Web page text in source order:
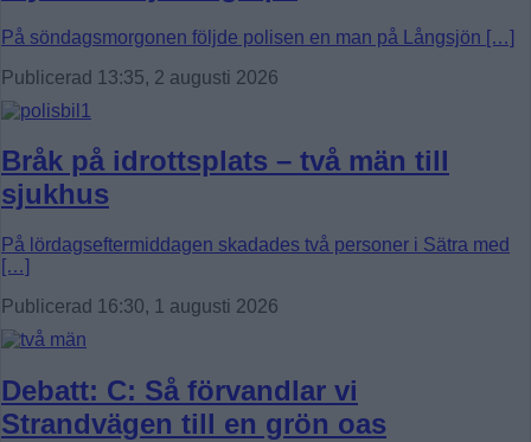
På söndagsmorgonen följde polisen en man på Långsjön […]
Publicerad 13:35, 2 augusti 2026
Bråk på idrottsplats – två män till
sjukhus
På lördagseftermiddagen skadades två personer i Sätra med
[…]
Publicerad 16:30, 1 augusti 2026
Debatt: C: Så förvandlar vi
Strandvägen till en grön oas